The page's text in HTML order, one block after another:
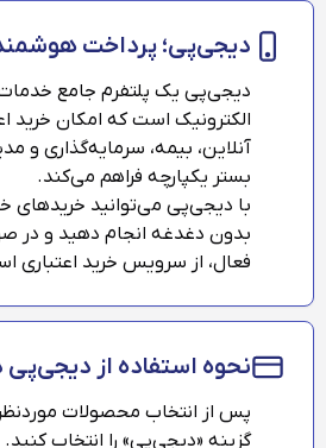
دیجی‌پی؛ پرداخت
دیجی‌پی یک پلتفرم جامع
الکترونیک است که امکان خرید
آنلاین، بیمه، سرمایه‌گذاری و
بستر یکپارچه فراهم می‌کند.
با دیجی‌پی می‌توانید خریدهای
بدون دغدغه انجام دهید و در
فعال، از سرویس خرید اعتباری
نحوه استفاده از دیجی‌پی
پس از انتخاب محصولات
گزینه «دیجی‌پی» را انتخاب